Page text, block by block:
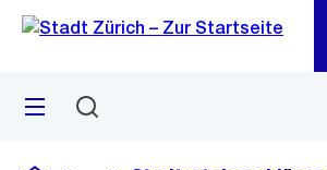
Navigation
Sprunglink
Menü